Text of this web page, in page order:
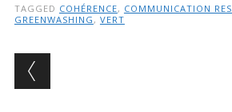
TAGGED COHÉRENCE, COMMUNICATION
GREENWASHING , VERT
Post navigation